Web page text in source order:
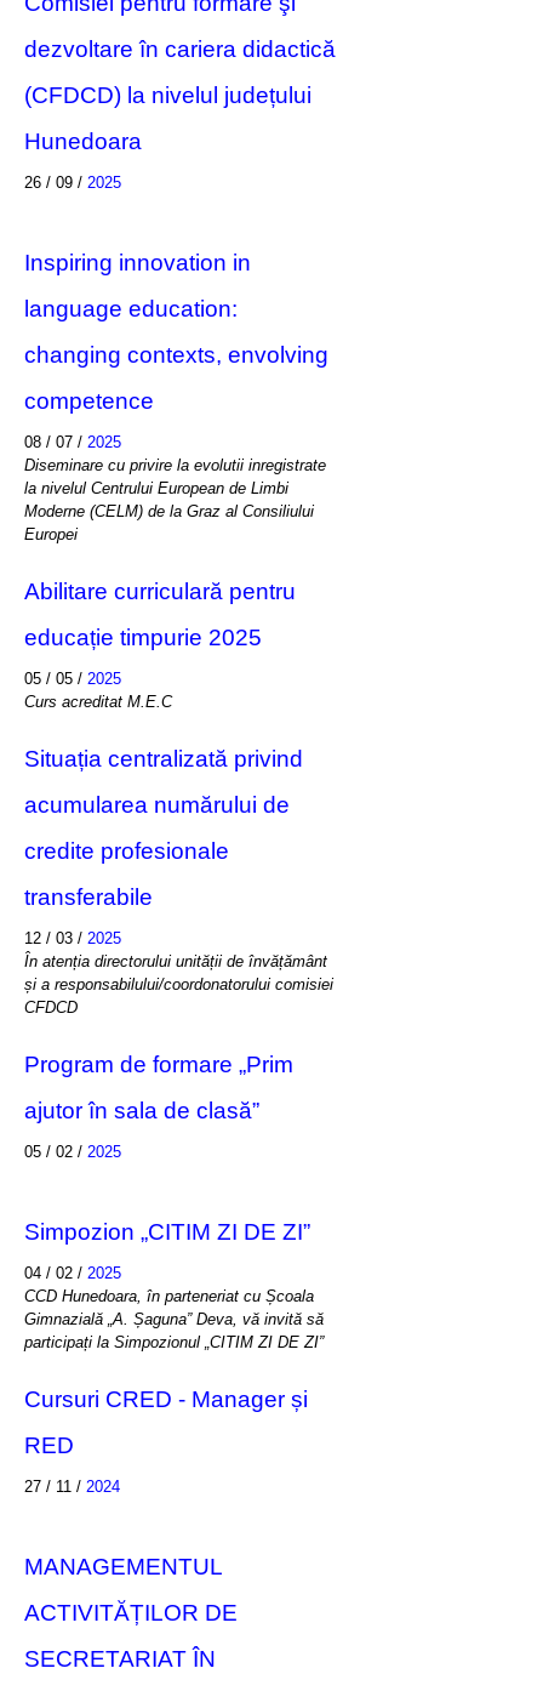
dezvoltare în cariera didactică
(CFDCD) la nivelul județului
Hunedoara
26 / 09 / 2025
Inspiring innovation in
language education:
changing contexts, envolving
competence
08 / 07 / 2025
Diseminare cu privire la evolutii inregistrate
la nivelul Centrului European de Limbi
Moderne (CELM) de la Graz al Consiliului
Europei
Abilitare curriculară pentru
educație timpurie 2025
05 / 05 / 2025
Curs acreditat M.E.C
Situația centralizată privind
acumularea numărului de
credite profesionale
transferabile
12 / 03 / 2025
În atenția directorului unității de învățământ
și a responsabilului/coordonatorului comisiei
CFDCD
Program de formare „Prim
ajutor în sala de clasă”
05 / 02 / 2025
Simpozion „CITIM ZI DE ZI”
04 / 02 / 2025
CCD Hunedoara, în parteneriat cu Școala
Gimnazială „A. Șaguna” Deva, vă invită să
participați la Simpozionul „CITIM ZI DE ZI”
Cursuri CRED - Manager și
RED
27 / 11 / 2024
MANAGEMENTUL
ACTIVITĂȚILOR DE
SECRETARIAT ÎN